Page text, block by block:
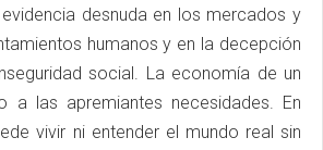
desnuda en los mercados y
humanos y en la decepción
social. La economía de un
a las apremiantes necesidades. En
vivir ni entender el mundo real sin